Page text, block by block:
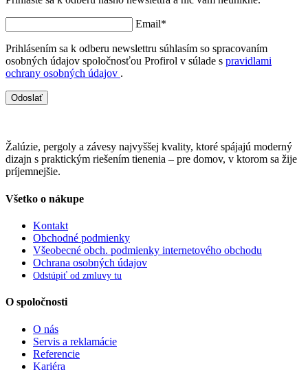
Email*
Prihlásením sa k odberu newslettru súhlasím so spracovaním
osobných údajov spoločnosťou Profirol v súlade s pravidlami
ochrany osobných údajov .
Odoslať
Žalúzie, pergoly a závesy najvyššej kvality, ktoré spájajú moderný
dizajn s praktickým riešením tienenia – pre domov, v ktorom sa žije
príjemnejšie.
Všetko o nákupe
Kontakt
Obchodné podmienky
Všeobecné obch. podmienky internetového obchodu
Ochrana osobných údajov
Odstúpiť od zmluvy tu
O spoločnosti
O nás
Servis a reklamácie
Referencie
Kariéra